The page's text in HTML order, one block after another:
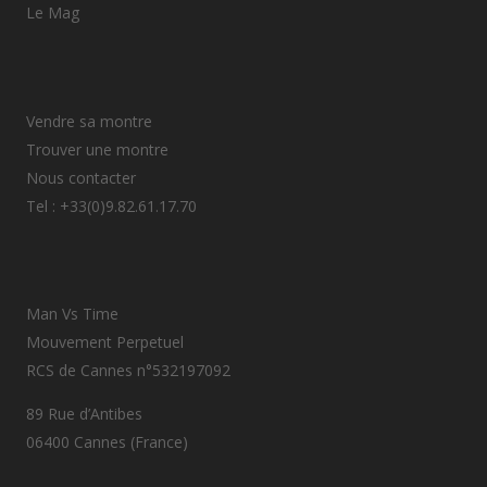
Le Mag
Vendre sa montre
Trouver une montre
Nous contacter
Tel : +33(0)9.82.61.17.70
Man Vs Time
Mouvement Perpetuel
RCS de Cannes n°532197092
89 Rue d’Antibes
06400 Cannes (France)